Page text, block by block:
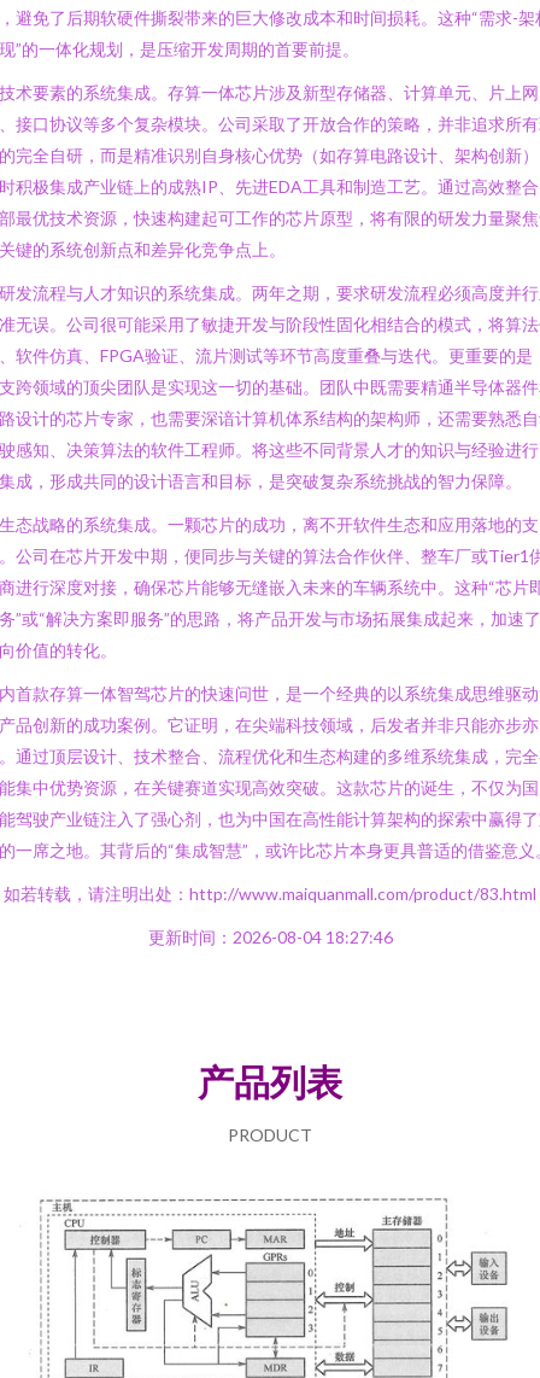
避免了后期软硬件撕裂带来的巨大修改成本和时间损耗。这种“需求-架
”的一体化规划，是压缩开发周期的首要前提。
术要素的系统集成。存算一体芯片涉及新型存储器、计算单元、片上网
接口协议等多个复杂模块。公司采取了开放合作的策略，并非追求所
完全自研，而是精准识别自身核心优势（如存算电路设计、架构创新
积极集成产业链上的成熟IP、先进EDA工具和制造工艺。通过高效整
最优技术资源，快速构建起可工作的芯片原型，将有限的研发力量聚
键的系统创新点和差异化竞争点上。
发流程与人才知识的系统集成。两年之期，要求研发流程必须高度并
无误。公司很可能采用了敏捷开发与阶段性固化相结合的模式，将算
软件仿真、FPGA验证、流片测试等环节高度重叠与迭代。更重要的是
跨领域的顶尖团队是实现这一切的基础。团队中既需要精通半导体器
设计的芯片专家，也需要深谙计算机体系结构的架构师，还需要熟悉
感知、决策算法的软件工程师。将这些不同背景人才的知识与经验进
成，形成共同的设计语言和目标，是突破复杂系统挑战的智力保障。
态战略的系统集成。一颗芯片的成功，离不开软件生态和应用落地的支
公司在芯片开发中期，便同步与关键的算法合作伙伴、整车厂或Tier1
进行深度对接，确保芯片能够无缝嵌入未来的车辆系统中。这种“芯片
”或“解决方案即服务”的思路，将产品开发与市场拓展集成起来，加速
价值的转化。
首款存算一体智驾芯片的快速问世，是一个经典的以系统集成思维驱
品创新的成功案例。它证明，在尖端科技领域，后发者并非只能亦步亦
通过顶层设计、技术整合、流程优化和生态构建的多维系统集成，完
集中优势资源，在关键赛道实现高效突破。这款芯片的诞生，不仅为
驾驶产业链注入了强心剂，也为中国在高性能计算架构的探索中赢得
一席之地。其背后的“集成智慧”，或许比芯片本身更具普适的借鉴意义
如若转载，请注明出处：http://www.maiquanmall.com/product/83.html
更新时间：2026-08-04 18:27:46
产品列表
PRODUCT